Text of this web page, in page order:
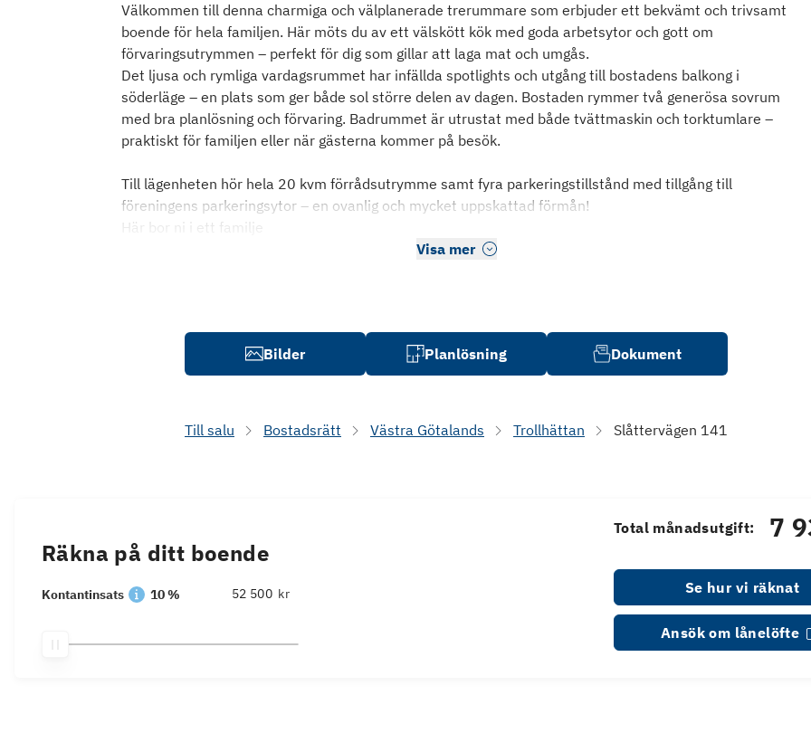
Välkommen till denna charmiga och välplanerade trerummare som erbjuder ett bekvämt och trivsamt
boende för hela familjen. Här möts du av ett välskött kök med goda arbetsytor och gott om
förvaringsutrymmen – perfekt för dig som gillar att laga mat och umgås.
Det ljusa och rymliga vardagsrummet har infällda spotlights och utgång till bostadens balkong i
söderläge – en plats som ger både sol större delen av dagen. Bostaden rymmer två generösa sovrum
med bra planlösning och förvaring. Badrummet är utrustat med både tvättmaskin och torktumlare –
praktiskt för familjen eller när gästerna kommer på besök.
Till lägenheten hör hela 20 kvm förrådsutrymme samt fyra parkeringstillstånd med tillgång till
föreningens parkeringsytor – en ovanlig och mycket uppskattad förmån!
Här bor ni i ett familje
Visa mer
Bilder Planlösning Dokument
Till salu Bostadsrätt Västra Götalands Trollhättan Slåttervägen 141
Räkna på ditt boende
Kontantinsats 10 % kr
Total månadsutgift: 7
Se hur vi räknat
Ansök om lånelöfte